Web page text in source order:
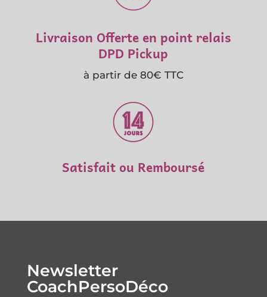
Livraison Offerte en point relais
DPD Pickup
à partir de 80€ TTC
Satisfait ou Remboursé
Newsletter
CoachPersoDéco